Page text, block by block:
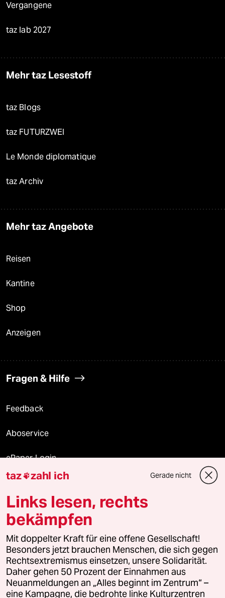
Vergangene
taz lab 2027
Mehr taz Lesestoff
taz Blogs
taz FUTURZWEI
Le Monde diplomatique
taz Archiv
Mehr taz Angebote
Reisen
Kantine
Shop
Anzeigen
Fragen & Hilfe
Feedback
Aboservice
ePaper Login
Downloads für Abonnierende
© 2026 taz Verlags und Vertriebs GmbH
Alle Rechte vorbehalten. Bei rechtlichen Fragen oder für Genehmigungen
wenden Sie sich bitte an
lizenzen@taz.de
Feedback Redaktionsstatut Kommune-Richtlinien
taz zahl ich Gerade nicht
Links lesen, rechts
bekämpfen
Mit doppelter Kraft für eine offene Gesellschaft!
Besonders jetzt brauchen Menschen, die sich gegen
Rechtsextremismus einsetzen, unsere Solidarität.
Daher gehen 50 Prozent der Einnahmen aus
Neuanmeldungen an „Alles beginnt im Zentrum“ –
eine Kampagne, die bedrohte linke Kulturzentren